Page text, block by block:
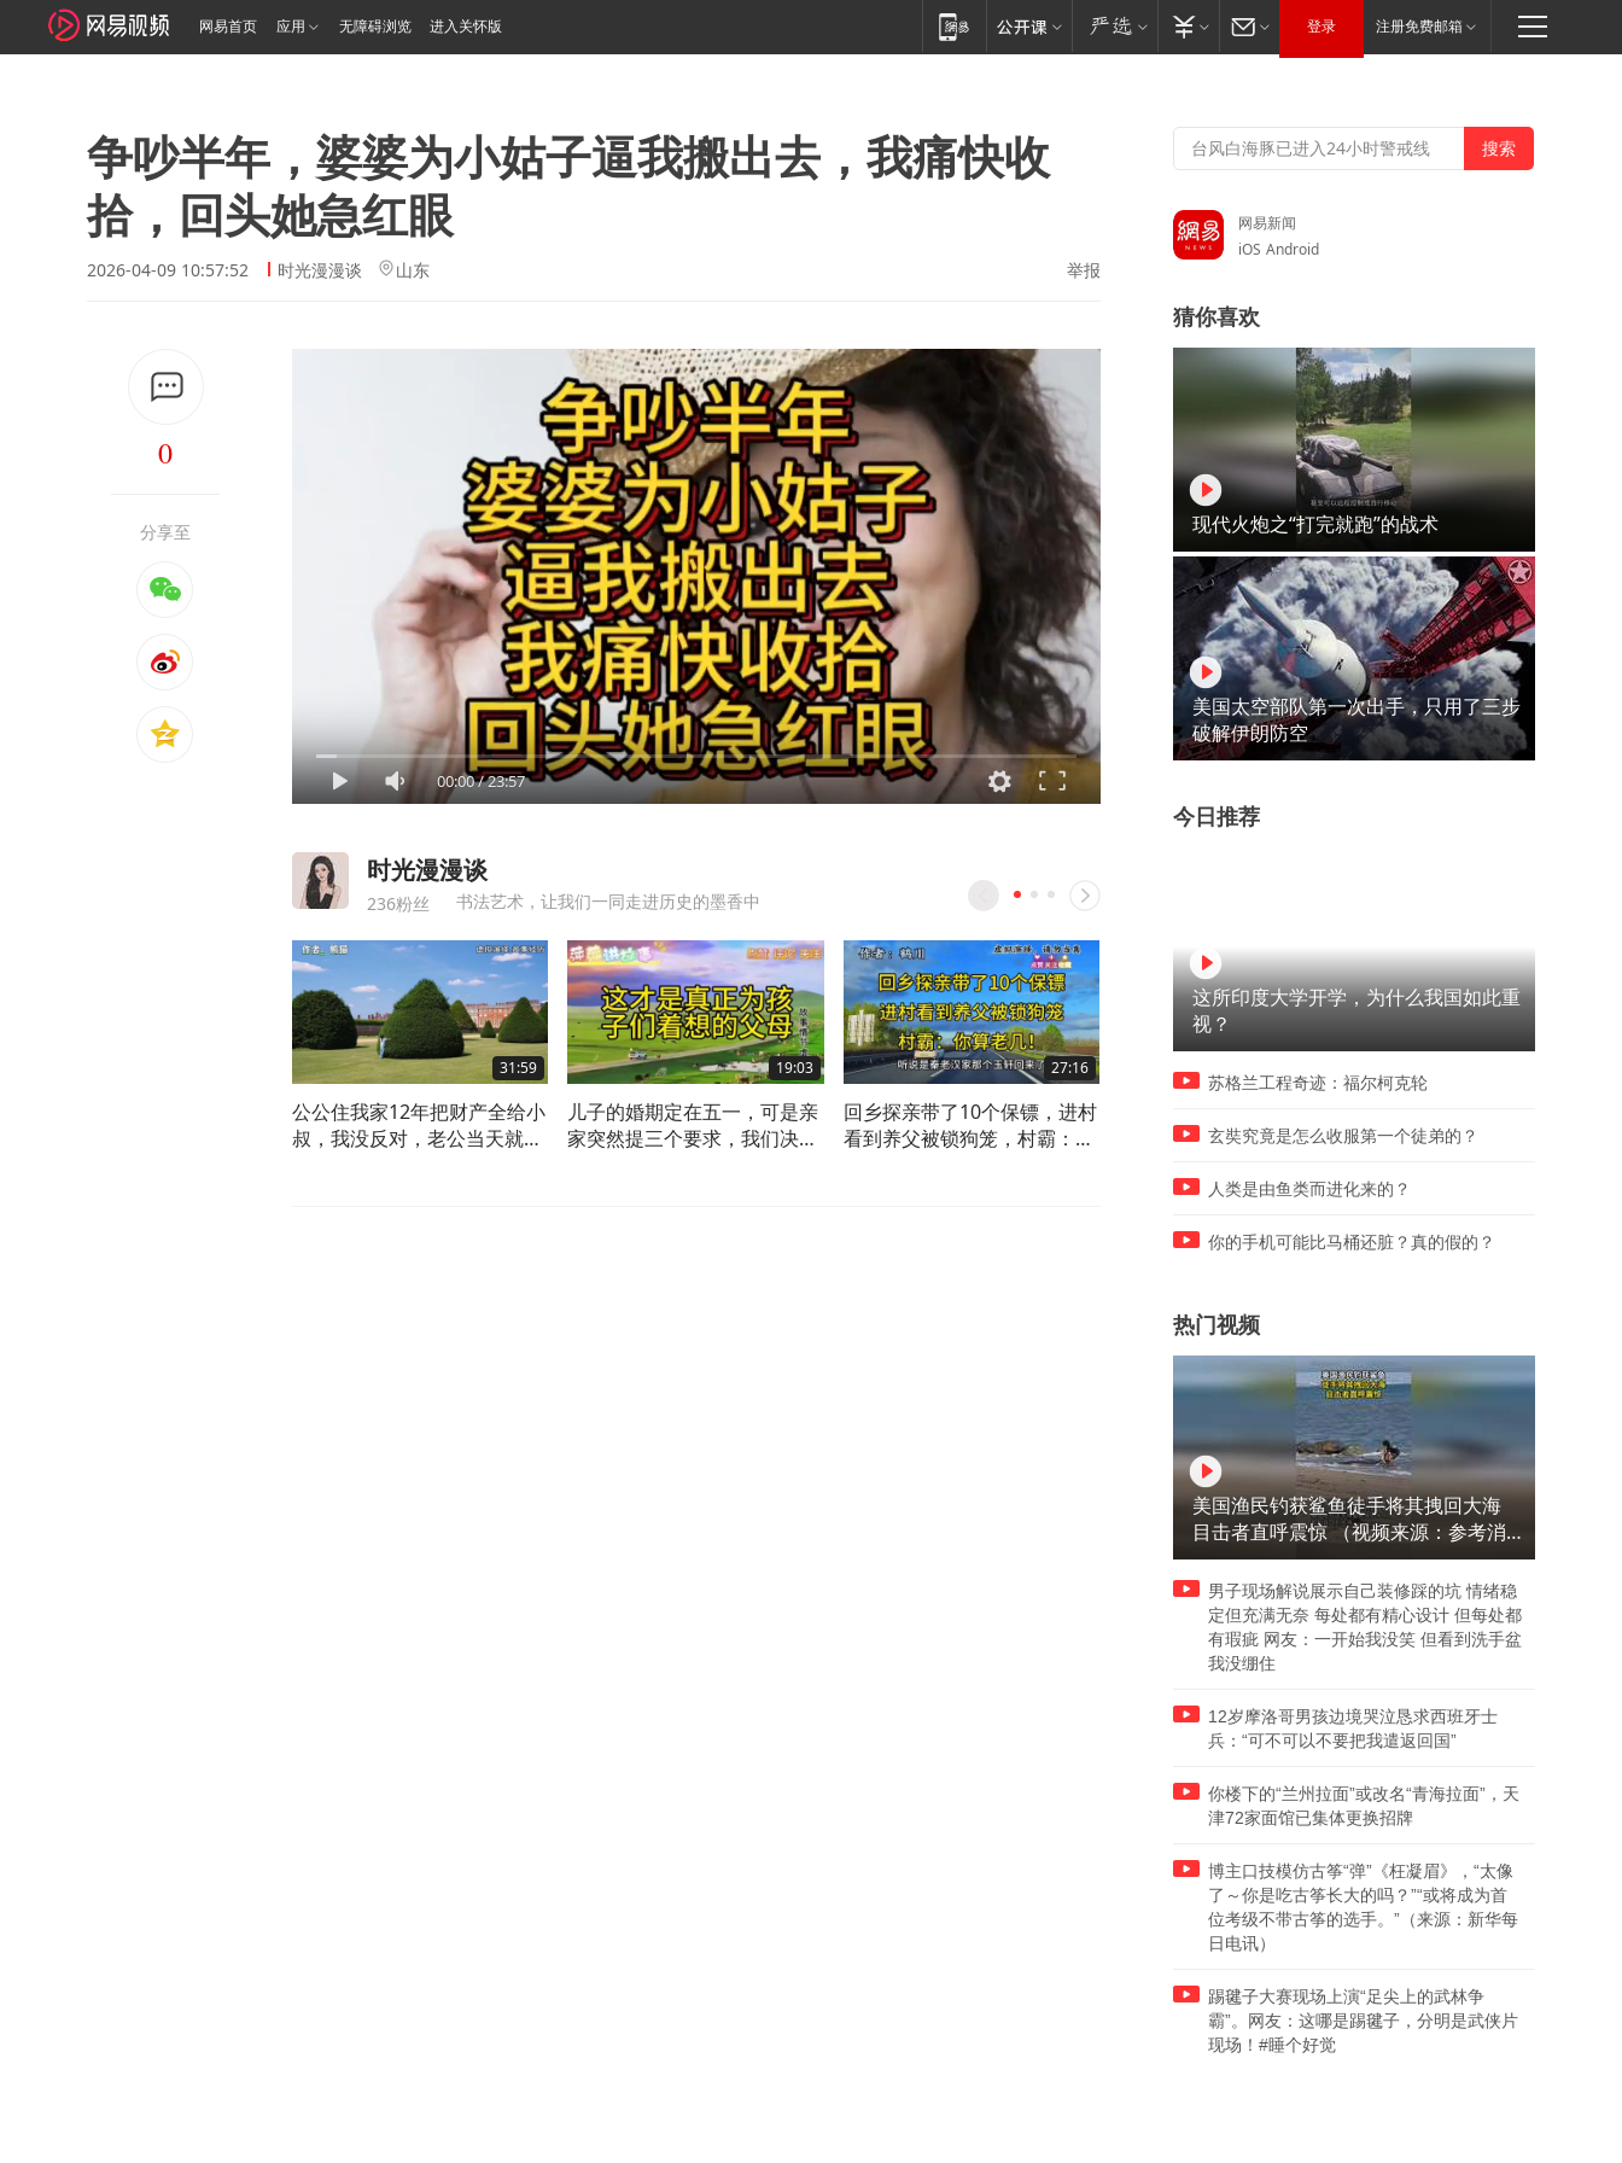
网易首页 应用 无障碍浏览 进入关怀版 登录 注册免费邮箱
争吵半年，婆婆为小姑子逼我搬出去，我痛快收
拾，回头她急红眼
2026-04-09 10:57:52 时光漫漫谈 山东 举报
0
分享至
00:00/23:57
时光漫漫谈
236粉丝 书法艺术，让我们一同走进历史的墨香中
31:59
公公住我家12年把财产全给小
叔，我没反对，老公当天就送
19:03
儿子的婚期定在五一，可是亲
家突然提三个要求，我们决定
27:16
回乡探亲带了10个保镖，进村
看到养父被锁狗笼，村霸：你
老年人忠告，看哭了很多人
烦，让搬出去。老公也附和
网易新闻
iOS Android
猜你喜欢
现代火炮之“打完就跑”的战术
美国太空部队第一次出手，只用了三步
破解伊朗防空
今日推荐
这所印度大学开学，为什么我国如此重
视？
苏格兰工程奇迹：福尔柯克轮
玄奘究竟是怎么收服第一个徒弟的？
人类是由鱼类而进化来的？
你的手机可能比马桶还脏？真的假的？
热门视频
美国渔民钓获鲨鱼徒手将其拽回大海
目击者直呼震惊 （视频来源：参考消
息）
男子现场解说展示自己装修踩的坑 情绪稳
定但充满无奈 每处都有精心设计 但每处都
有瑕疵 网友：一开始我没笑 但看到洗手盆
我没绷住
12岁摩洛哥男孩边境哭泣恳求西班牙士
兵：“可不可以不要把我遣返回国”
你楼下的“兰州拉面”或改名“青海拉面”，天
津72家面馆已集体更换招牌
博主口技模仿古筝“弹”《枉凝眉》，“太像
了～你是吃古筝长大的吗？”“或将成为首
位考级不带古筝的选手。”（来源：新华每
日电讯）
踢毽子大赛现场上演“足尖上的武林争
霸”。网友：这哪是踢毽子，分明是武侠片
现场！#睡个好觉